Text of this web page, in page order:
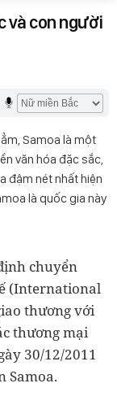
và con người
Samoa là một
văn hóa đặc sắc,
đậm nét nhất hiện
là quốc gia này
chuyển
(International
thương với
thương mại
30/12/2011
Samoa.